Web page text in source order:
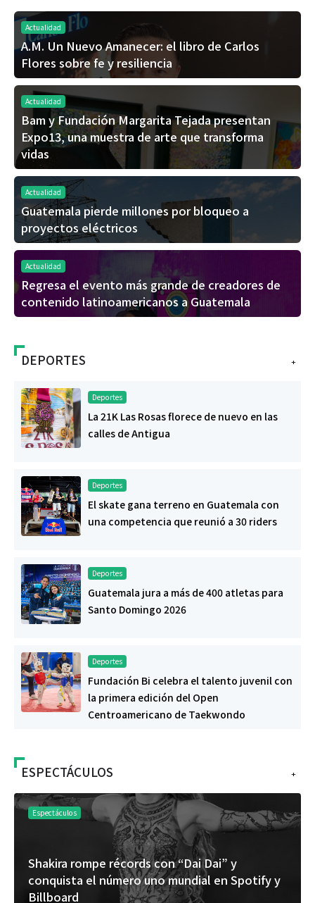
Actualidad
A.M. Un Nuevo Amanecer: el libro de Carlos
Flores sobre fe y resiliencia
Actualidad
Bam y Fundación Margarita Tejada presentan
Expo13, una muestra de arte que transforma
vidas
Actualidad
Guatemala pierde millones por bloqueo a
proyectos eléctricos
Actualidad
Regresa el evento más grande de creadores de
contenido latinoamericanos a Guatemala
+
DEPORTES
Deportes
La 21K Las Rosas florece de nuevo en las
calles de Antigua
Deportes
El skate gana terreno en Guatemala con
una competencia que reunió a 30 riders
Deportes
Guatemala jura a más de 400 atletas para
Santo Domingo 2026
Deportes
Fundación Bi celebra el talento juvenil con
la primera edición del Open
Centroamericano de Taekwondo
+
ESPECTÁCULOS
Espectáculos
Shakira rompe récords con “Dai Dai” y
conquista el número uno mundial en Spotify y
Billboard